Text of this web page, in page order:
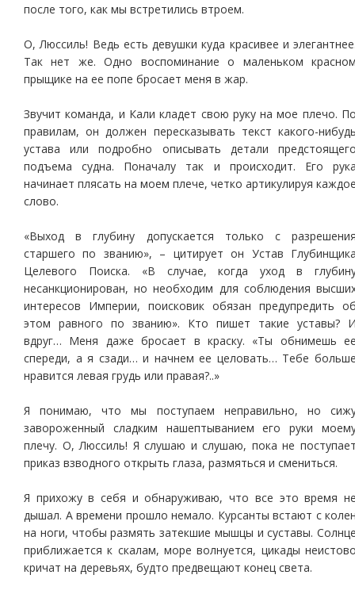
после того, как мы встретились втроем.
О, Люссиль! Ведь есть девушки куда красивее и
Так нет же. Одно воспоминание о маленьком
прыщике на ее попе бросает меня в жар.
Звучит команда, и Кали кладет свою руку на мое плечо.
правилам, он должен пересказывать текст какого-
устава или подробно описывать детали
подъема судна. Поначалу так и происходит. Его
начинает плясать на моем плече, четко артикулируя
слово.
«Выход в глубину допускается только с
старшего по званию», – цитирует он Устав
Целевого Поиска. «В случае, когда уход в
несанкционирован, но необходим для соблюдения
интересов Империи, поисковик обязан предупредить
этом равного по званию». Кто пишет такие уставы?
вдруг… Меня даже бросает в краску. «Ты обнимешь
спереди, а я сзади… и начнем ее целовать… Тебе
нравится левая грудь или правая?..»
Я понимаю, что мы поступаем неправильно, но
завороженный сладким нашептыванием его руки
плечу. О, Люссиль! Я слушаю и слушаю, пока не
приказ взводного открыть глаза, размяться и смениться.
Я прихожу в себя и обнаруживаю, что все это время
дышал. А времени прошло немало. Курсанты встают с
на ноги, чтобы размять затекшие мышцы и суставы.
приближается к скалам, море волнуется, цикады
кричат на деревьях, будто предвещают конец света.